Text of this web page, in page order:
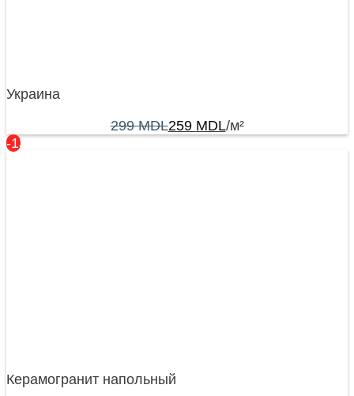
Украина
299MDL259 MDL/м²
-13%
Керамогранит напольный